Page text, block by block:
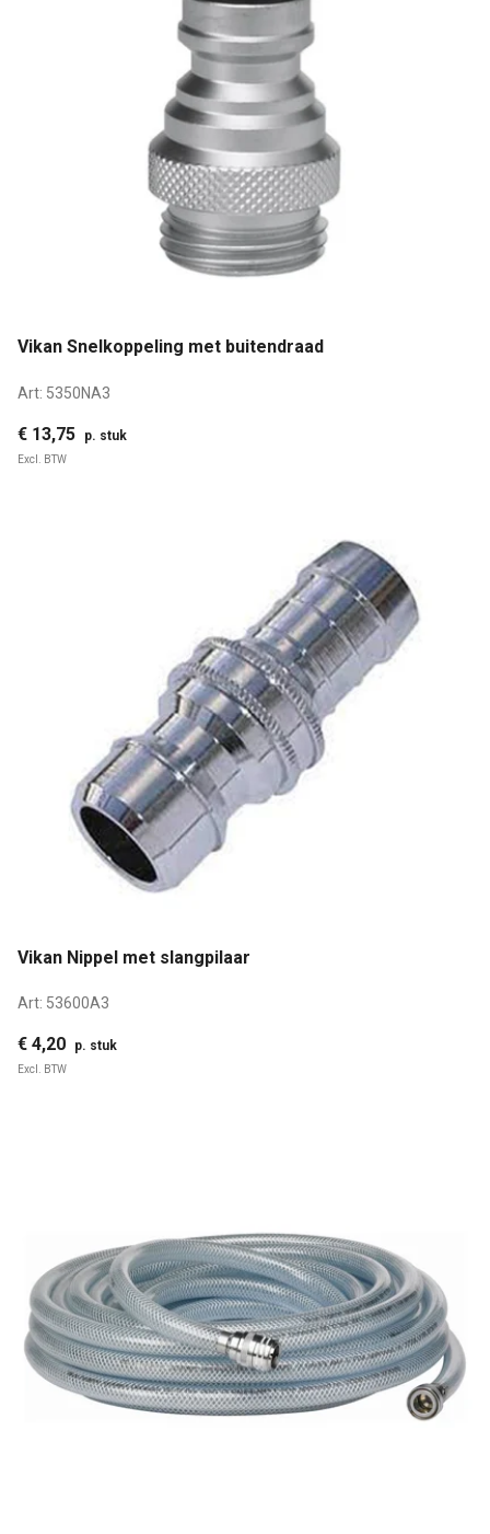
Vikan Snelkoppeling met buitendraad
Art: 5350NA3
€ 13,75 p. stuk
Excl. BTW
Vikan Nippel met slangpilaar
Art: 53600A3
€ 4,20 p. stuk
Excl. BTW